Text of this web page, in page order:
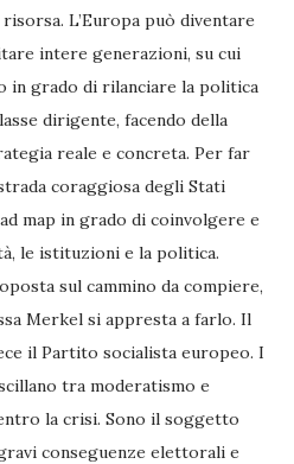
L’Europa può diventare
intere generazioni, su cui
in grado di rilanciare la politica
dirigente, facendo della
reale e concreta. Per far
coraggiosa degli Stati
map in grado di coinvolgere e
le istituzioni e la politica.
sul cammino da compiere,
Merkel si appresta a farlo. Il
il Partito socialista europeo. I
tra moderatismo e
la crisi. Sono il soggetto
conseguenze elettorali e